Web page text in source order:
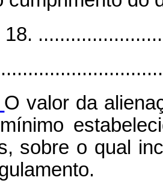
18.
O valor da
sobre o qual